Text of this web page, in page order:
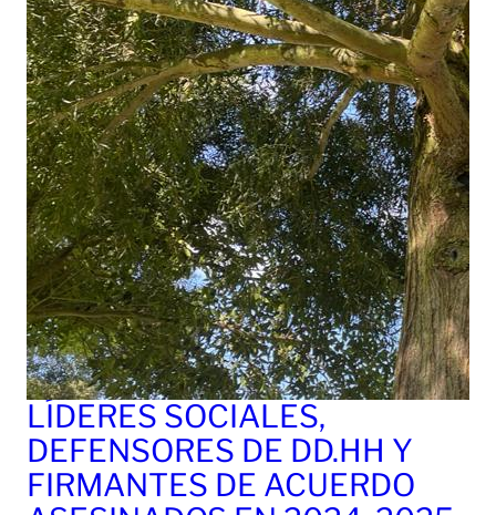
LÍDERES SOCIALES,
DEFENSORES DE DD.HH Y
FIRMANTES DE ACUERDO